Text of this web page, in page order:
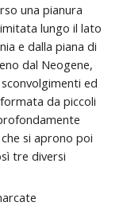
una pianura
lungo il lato
e dalla piana di
dal Neogene,
ed
da piccoli
si aprono poi
tre diversi